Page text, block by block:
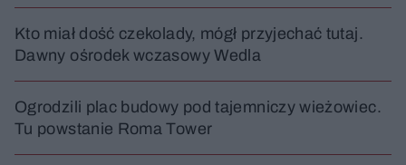
Kto miał dość czekolady, mógł przyjechać tutaj.
Dawny ośrodek wczasowy Wedla
Ogrodzili plac budowy pod tajemniczy wieżowiec.
Tu powstanie Roma Tower